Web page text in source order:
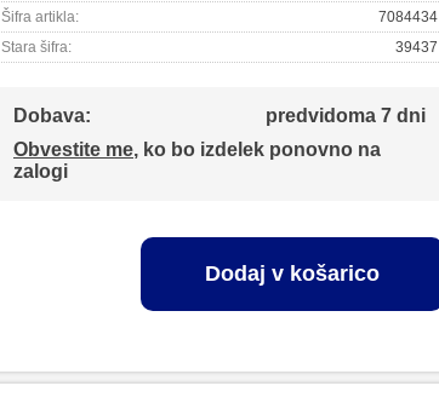
Šifra artikla:
7084434
Stara šifra:
39437
Dobava:
predvidoma 7 dni
Obvestite me, ko bo izdelek ponovno na
zalogi
Dodaj v košarico